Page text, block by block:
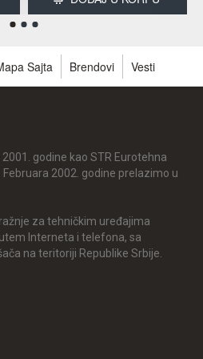
Sajta Brendovi Vesti
godine kao STR Eurotehna
2002. godine prelazimo u
za tehničkim uređajima
Interneta i telefona, sa
na teritoriji Republike Srbije.